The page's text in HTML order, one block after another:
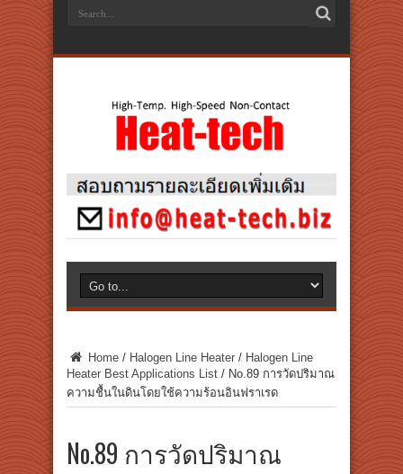
Home / Halogen Line Heater / Halogen Line
Heater Best Applications List / No.89 การวัดปริมาณ
ความชื้นในดินโดยใช้ความร้อนอินฟราเรด
No.89 การวัดปริมาณ